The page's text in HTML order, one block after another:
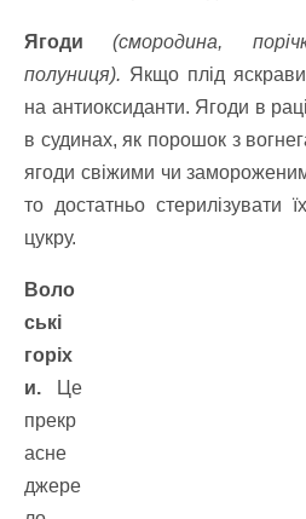
Ягоди(смородина,
полуниця). Якщо плід
на антиоксиданти. Ягоди в
в судинах, як порошок з
ягоди свіжими чи
то достатньо стерилізувати
цукру.
Воло
ські
горіх
и.
Це
прекр
асне
джере